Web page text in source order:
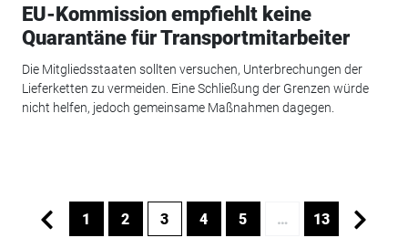
EU-Kommission empfiehlt keine
Quarantäne für Transportmitarbeiter
Die Mitgliedsstaaten sollten versuchen, Unterbrechungen der
Lieferketten zu vermeiden. Eine Schließung der Grenzen würde
nicht helfen, jedoch gemeinsame Maßnahmen dagegen.
1 2 3 4 5 … 13